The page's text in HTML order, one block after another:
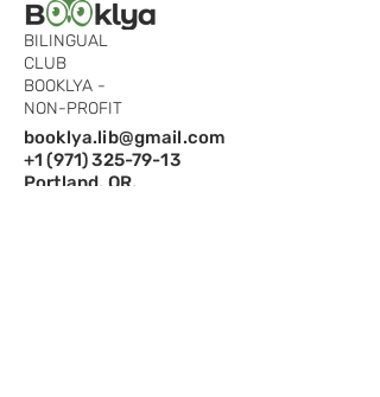
BILINGUAL
CLUB
BOOKLYA -
NON-PROFIT
booklya.lib@gmail.com
+1 (971) 325-79-13
Portland, OR,